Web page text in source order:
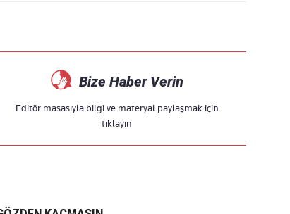
Bize Haber Verin
Editör masasıyla bilgi ve materyal paylaşmak için
tıklayın